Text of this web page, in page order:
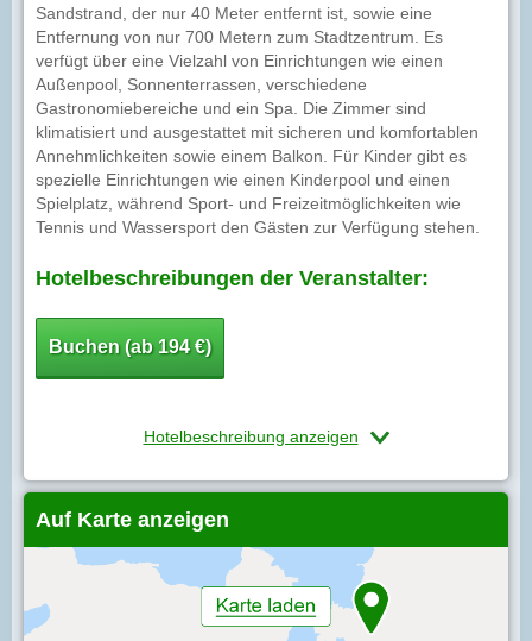
Sandstrand, der nur 40 Meter entfernt ist, sowie eine
Entfernung von nur 700 Metern zum Stadtzentrum. Es
verfügt über eine Vielzahl von Einrichtungen wie einen
Außenpool, Sonnenterrassen, verschiedene
Gastronomiebereiche und ein Spa. Die Zimmer sind
klimatisiert und ausgestattet mit sicheren und komfortablen
Annehmlichkeiten sowie einem Balkon. Für Kinder gibt es
spezielle Einrichtungen wie einen Kinderpool und einen
Spielplatz, während Sport- und Freizeitmöglichkeiten wie
Tennis und Wassersport den Gästen zur Verfügung stehen.
Hotelbeschreibungen der Veranstalter:
Buchen (ab 194 €)
Hotelbeschreibung anzeigen
Auf Karte anzeigen